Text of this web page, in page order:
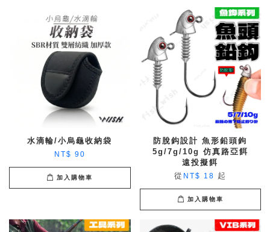
水滴輪/小烏龜收納袋
NT$ 90
加入購物車
防脫鈎設計 魚形鉛頭鉤
5g/7g/10g 仿真路亞餌
遠投擬餌
從 NT$ 18 起
加入購物車